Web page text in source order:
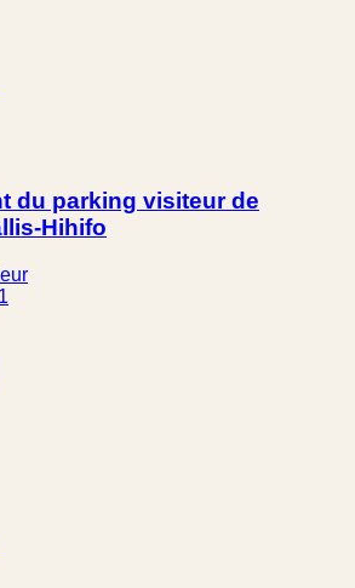
du parking visiteur de
Hihifo